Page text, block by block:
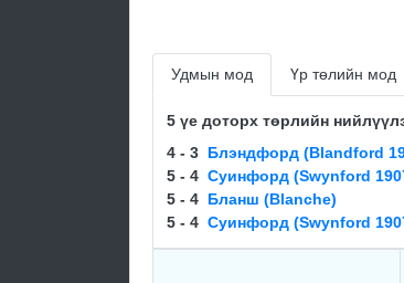
Удмын мод Үр төлийн мод
5 үе доторх төрлийн
4 - 3 Блэндфорд (Blandford
5 - 4 Суинфорд (Swynford
5 - 4 Бланш (Blanche)
5 - 4 Суинфорд (Swynford